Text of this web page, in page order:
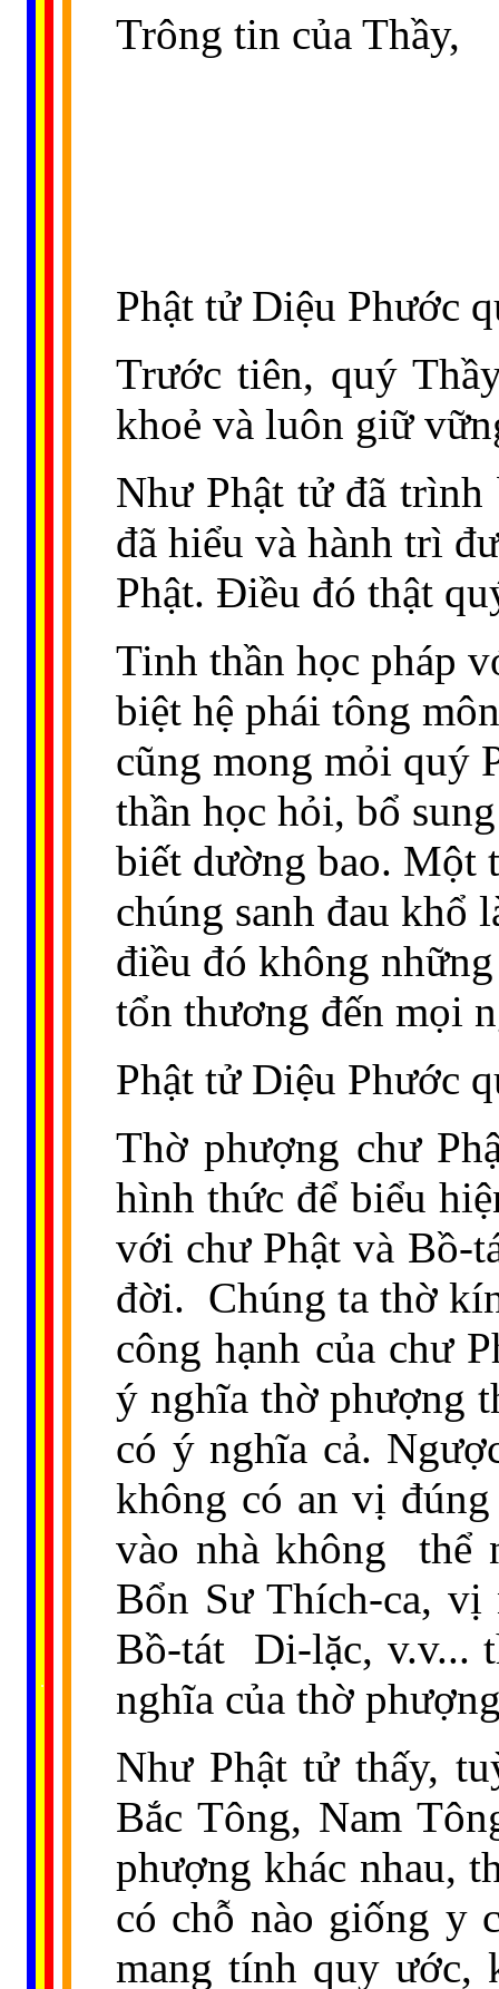
.
Trông tin của Thầy,
Phật tử Diệu Phước
Trước tiên, quý
khoẻ và luôn giữ
Như Phật tử đã trình
đã hiểu và hành trì
Phật. Ðiều đó thật
Tinh thần học pháp
biệt hệ phái tông
cũng mong mỏi quý
thần học hỏi, bổ
biết dường bao. Một
chúng sanh đau khổ
điều đó không
tổn thương đến mọi
Phật tử Diệu Phước
Thờ phượng chư
hình thức để biểu
với chư Phật và Bồ-
đời. Chúng ta thờ
công hạnh của chư
ý nghĩa thờ phượng
có ý nghĩa cả.
không có an vị
vào nhà không
thể
Bổn Sư Thích-ca,
Bồ-tát
Di-lặc, v.v...
nghĩa của thờ
Như Phật tử thấy,
Bắc Tông, Nam
phượng khác nhau,
có chỗ nào giống y
mang tính quy ước,